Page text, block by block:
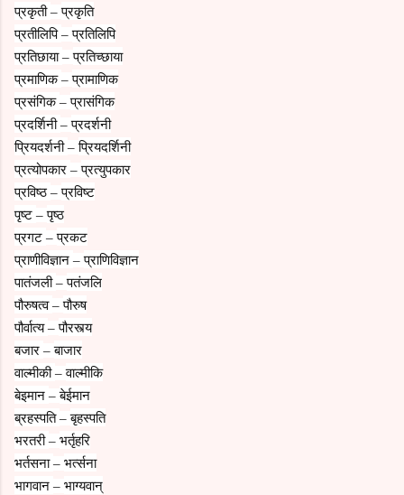
प्रकृती–प्रकृति
प्रतीलिपि–प्रतिलिपि
प्रतिछाया–प्रतिच्छाया
प्रमाणिक–प्रामाणिक
प्रसंगिक–प्रासंगिक
प्रदर्शिनी–प्रदर्शनी
प्रियदर्शनी–प्रियदर्शिनी
प्रत्योपकार –प्रत्युपकार
प्रविष्ठ–प्रविष्ट
पृष्ट –पृष्ठ
प्रगट –प्रकट
प्राणीविज्ञान –प्राणिविज्ञान
पातंजली–पतंजलि
पौरुषत्व–पौरुष
पौर्वात्य–पौरस्त्य
बजार –बाजार
वाल्मीकी–वाल्मीकि
बेइमान –बेईमान
ब्रहस्पति–बृहस्पति
भरतरी– भर्तृहरि
भर्तसना– भर्त्सना
भागवान – भाग्यवान्